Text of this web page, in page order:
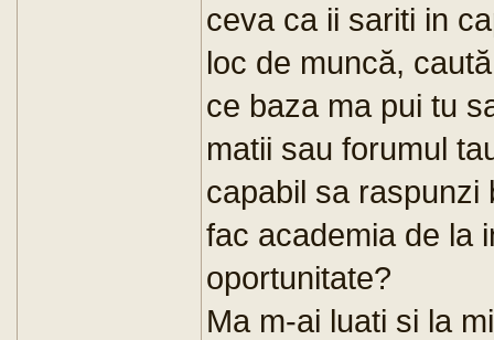
ceva ca ii sariti in
loc de muncă,
ce baza ma pui tu
matii sau forumul
capabil sa raspunzi
fac academia de la
oportunitate?
Ma m-ai luati si la